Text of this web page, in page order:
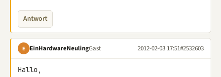
Antwort
E EinHardwareNeulingGast 2012-02-03 17:51#2532603
Hallo,